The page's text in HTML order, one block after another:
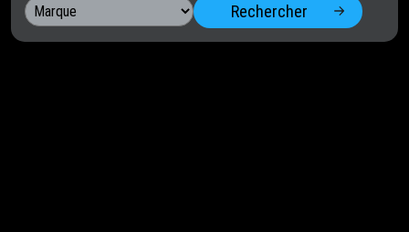
Rechercher